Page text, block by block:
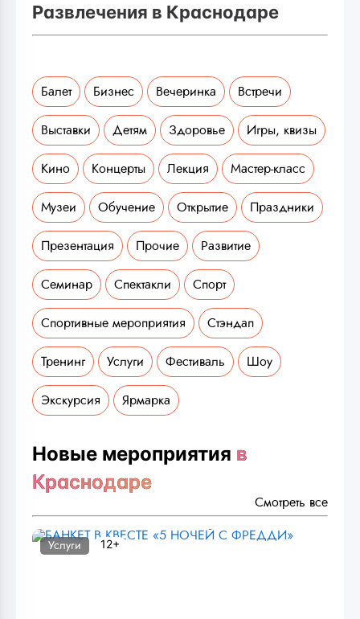
Развлечения в Краснодаре
Балет Бизнес Вечеринка Встречи
Выставки Детям Здоровье Игры, квизы
Кино Концерты Лекция Мастер-класс
Музеи Обучение Открытие Праздники
Презентация Прочие Развитие
Семинар Спектакли Спорт
Спортивные мероприятия Стэндап
Тренинг Услуги Фестиваль Шоу
Экскурсия Ярмарка
Новые мероприятия в
Краснодаре
Смотреть все
Услуги 12+